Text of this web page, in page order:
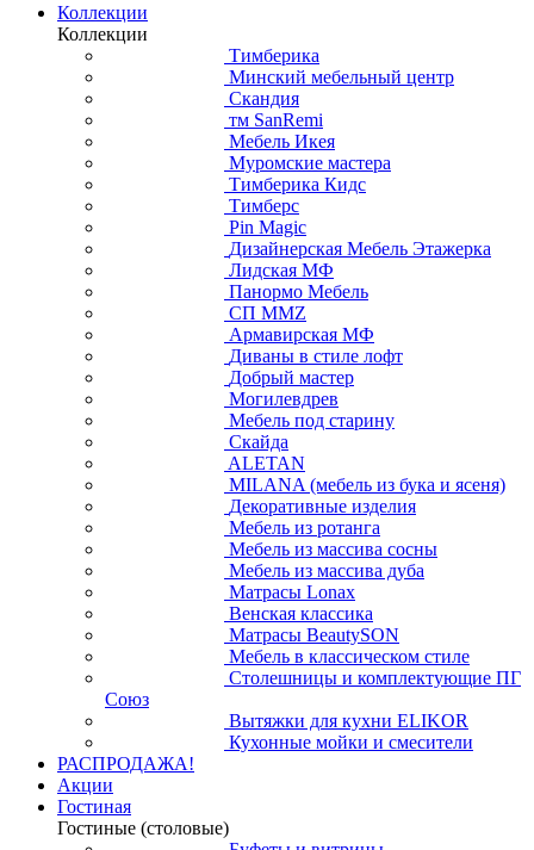
Коллекции
Коллекции
Тимберика
Минский мебельный центр
Скандия
тм SanRemi
Мебель Икея
Муромские мастера
Тимберика Кидс
Тимберс
Pin Magic
Дизайнерская Мебель Этажерка
Лидская МФ
Панормо Мебель
СП ММZ
Армавирская МФ
Диваны в стиле лофт
Добрый мастер
Могилевдрев
Мебель под старину
Скайда
ALETAN
MILANA (мебель из бука и ясеня)
Декоративные изделия
Мебель из ротанга
Мебель из массива сосны
Мебель из массива дуба
Матрасы Lonax
Венская классика
Матрасы BeautySON
Мебель в классическом стиле
Столешницы и комплектующие ПГ
Союз
Вытяжки для кухни ELIKOR
Кухонные мойки и смесители
РАСПРОДАЖА!
Акции
Гостиная
Гостиные (столовые)